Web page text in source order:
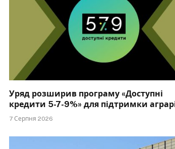
Уряд розширив програму «Доступні
кредити 5-7-9%» для підтримки
7 Серпня 2026